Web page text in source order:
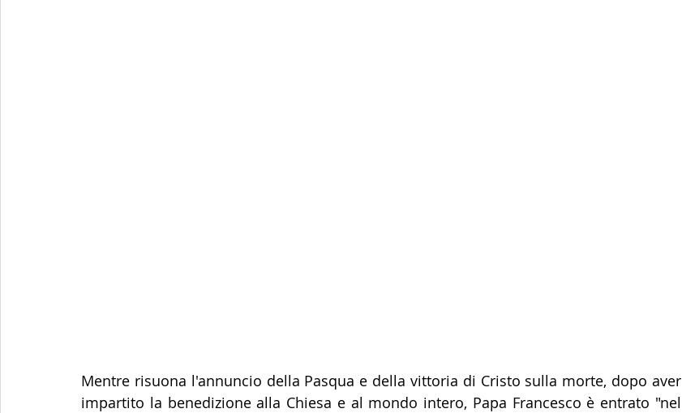
Mentre risuona l'annuncio della Pasqua e della vittoria di Cristo sulla morte, dopo aver
impartito la benedizione alla Chiesa e al mondo intero, Papa Francesco è entrato "nel